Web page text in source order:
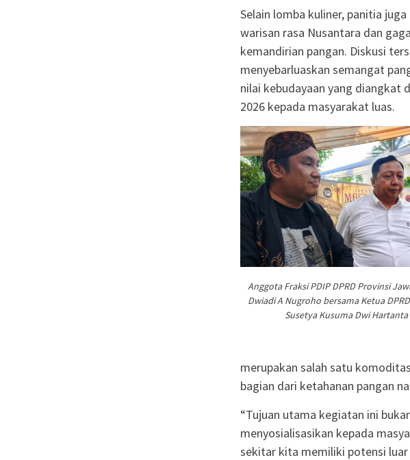
Selain lomba kuliner, panitia
warisan rasa Nusantara dan
kemandirian pangan. Diskusi
menyebarluaskan semangat
nilai kebudayaan yang diangkat
2026 kepada masyarakat luas.
Anggota Fraksi PDIP DPRD Provinsi
Dwiadi A Nugroho bersama Ketua
Susetya Kusuma Dwi Hartanta
merupakan salah satu
bagian dari ketahanan pangan
“Tujuan utama kegiatan ini
menyosialisasikan kepada
sekitar kita memiliki potensi